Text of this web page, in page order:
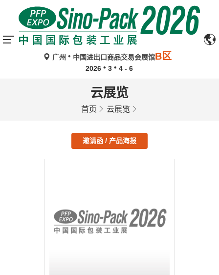
广州 中国进出口商品交易会展馆B区
2026 3 4 - 6
云展览
首页 云展览
邀请函 / 产品海报